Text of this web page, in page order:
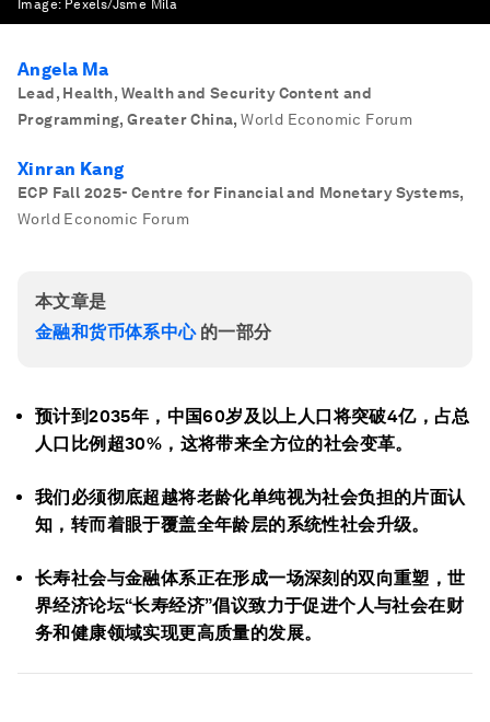
Image: Pexels/Jsme Mila
Angela Ma
Lead, Health, Wealth and Security Content and
Programming, Greater China, World Economic Forum
Xinran Kang
ECP Fall 2025- Centre for Financial and Monetary Systems,
World Economic Forum
本文章是
金融和货币体系中心的一部分
预计到2035年，中国60岁及以上人口将突破4亿，占总
人口比例超30%，这将带来全方位的社会变革。
我们必须彻底超越将老龄化单纯视为社会负担的片面认
知，转而着眼于覆盖全年龄层的系统性社会升级。
长寿社会与金融体系正在形成一场深刻的双向重塑，世
界经济论坛“长寿经济”倡议致力于促进个人与社会在财
务和健康领域实现更高质量的发展。